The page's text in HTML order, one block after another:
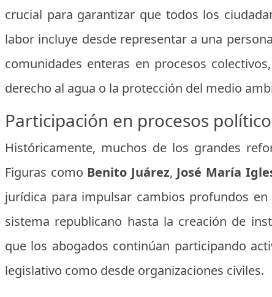
crucial para garantizar que todos los
labor incluye desde representar a una
comunidades enteras en procesos
derecho al agua o la protección del medio
Participación en procesos
Históricamente, muchos de los grandes
Figuras como Benito Juárez, José María
jurídica para impulsar cambios profundos
sistema republicano hasta la creación de
que los abogados continúan participando
legislativo como desde organizaciones civiles.